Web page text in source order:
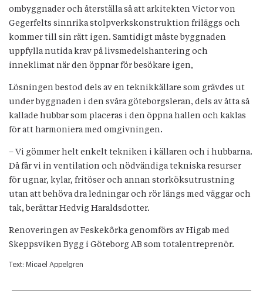
ombyggnader och återställa så att arkitekten Victor von
Gegerfelts sinnrika stolpverkskonstruktion friläggs och
kommer till sin rätt igen. Samtidigt måste byggnaden
uppfylla nutida krav på livsmedelshantering och
inneklimat när den öppnar för besökare igen,
Lösningen bestod dels av en teknikkällare som grävdes ut
under byggnaden i den svåra göteborgsleran, dels av åtta så
kallade hubbar som placeras i den öppna hallen och kaklas
för att harmoniera med omgivningen.
– Vi gömmer helt enkelt tekniken i källaren och i hubbarna.
Då får vi in ventilation och nödvändiga tekniska resurser
för ugnar, kylar, fritöser och annan storköksutrustning
utan att behöva dra ledningar och rör längs med väggar och
tak, berättar Hedvig Haraldsdotter.
Renoveringen av Feskekôrka genomförs av Higab med
Skeppsviken Bygg i Göteborg AB som totalentreprenör.
Text: Micael Appelgren